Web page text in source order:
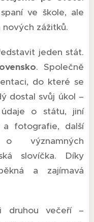
ve škole, ale
zážitků.
jeden stát.
. Společně
do které se
dostal svůj úkol –
údaje o státu, jiní
a fotografie, další
významných
slovíčka. Díky
a zajímavá
druhou večeří –